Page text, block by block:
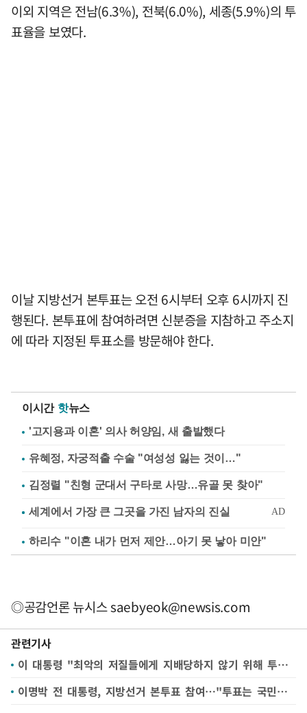
이외 지역은 전남(6.3%), 전북(6.0%), 세종(5.9%)의 투
표율을 보였다.
이날 지방선거 본투표는 오전 6시부터 오후 6시까지 진
행된다. 본투표에 참여하려면 신분증을 지참하고 주소지
에 따라 지정된 투표소를 방문해야 한다.
이시간 핫뉴스
'고지용과 이혼' 의사 허양임, 새 출발했다
유혜정, 자궁적출 수술 "여성성 잃는 것이…"
김정렬 "친형 군대서 구타로 사망…유골 못 찾아"
하리수 "이혼 내가 먼저 제안…아기 못 낳아 미안"
◎공감언론 뉴시스saebyeok@newsis.com
관련기사
이 대통령 "최악의 저질들에게 지배당하지 않기 위해 투표하셨나"
이명박 전 대통령, 지방선거 본투표 참여…"투표는 국민의 의무" 독려